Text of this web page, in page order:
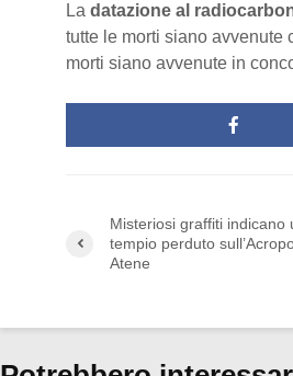
La datazione al
tutte le morti siano avvenute
morti siano avvenute in
Misteriosi graffiti indicano
tempio perduto
Atene